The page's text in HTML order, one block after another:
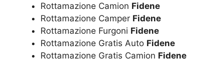
Rottamazione Camion Fidene
Rottamazione Camper Fidene
Rottamazione Furgoni Fidene
Rottamazione Gratis Auto Fidene
Rottamazione Gratis Camion Fidene